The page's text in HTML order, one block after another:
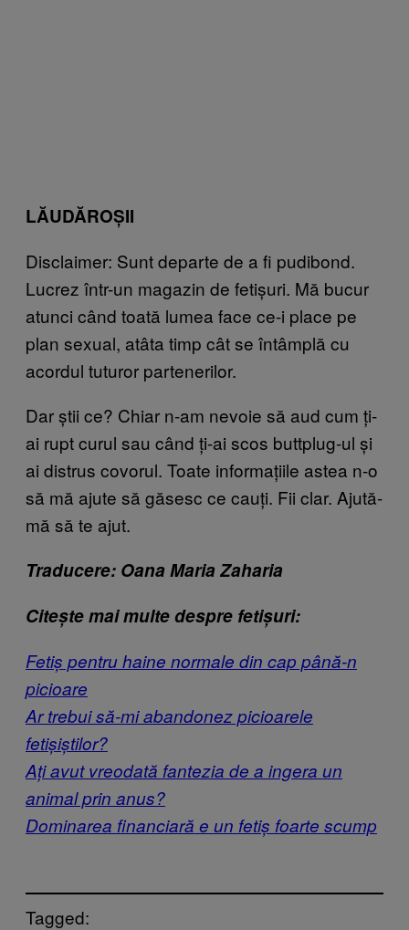
LĂUDĂROȘII
Disclaimer: Sunt departe de a fi pudibond.
Lucrez într-un magazin de fetișuri. Mă bucur
atunci când toată lumea face ce-i place pe
plan sexual, atâta timp cât se întâmplă cu
acordul tuturor partenerilor.
Dar știi ce? Chiar n-am nevoie să aud cum ți-
ai rupt curul sau când ți-ai scos buttplug-ul și
ai distrus covorul. Toate informațiile astea n-o
să mă ajute să găsesc ce cauți. Fii clar. Ajută-
mă să te ajut.
Traducere: Oana Maria Zaharia
Citește mai multe despre fetișuri:
Fetiș pentru haine normale din cap până-n
picioare
Ar trebui să-mi abandonez picioarele
fetișiștilor?
Ați avut vreodată fantezia de a ingera un
animal prin anus?
Dominarea financiară e un fetiș foarte scump
Tagged: